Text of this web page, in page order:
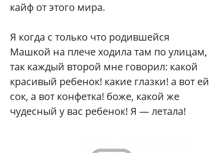
кайф от этого мира.
Я когда с только что родившейся
Машкой на плече ходила там по улицам,
так каждый второй мне говорил: какой
красивый ребенок! какие глазки! а вот ей
сок, а вот конфетка! боже, какой же
чудесный у вас ребенок! Я — летала!